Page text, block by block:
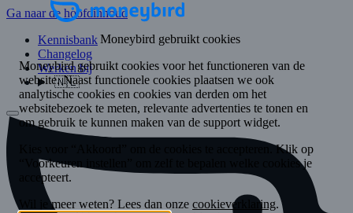
Ga naar de hoofdinhoud
Kennisbank
Changelog
Werken bij
🇳🇱